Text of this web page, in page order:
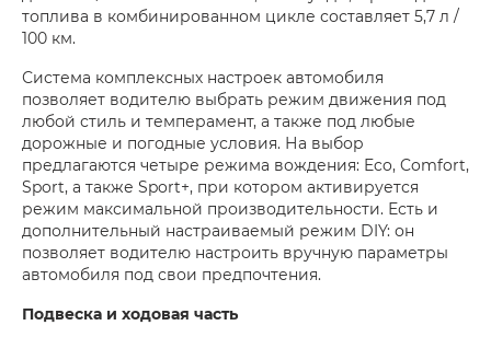
топлива в комбинированном цикле составляет 5,7 л /
100 км.
Система комплексных настроек автомобиля
позволяет водителю выбрать режим движения под
любой стиль и темперамент, а также под любые
дорожные и погодные условия. На выбор
предлагаются четыре режима вождения: Eco, Comfort,
Sport, а также Sport+, при котором активируется
режим максимальной производительности. Есть и
дополнительный настраиваемый режим DIY: он
позволяет водителю настроить вручную параметры
автомобиля под свои предпочтения.
Подвеска и ходовая часть